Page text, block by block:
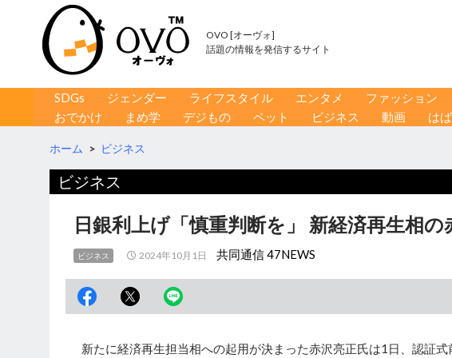
OVO [オーヴォ]
話題の情報を発信するサイト
コンテンツへ移動
SDGs ジェンダー ライフスタイル エンタメ ファッション
おでかけ
まめ学 デジもの ペット ビジネス 動画 は
ホーム > ビジネス
ビジネス
日銀利上げ「慎重判断を」 新経済再生相の
ビジネス 2024年10月1日 共同通信 47NEWS
新たに経済再生担当相への起用が決まった赤沢亮正氏は1日、認証